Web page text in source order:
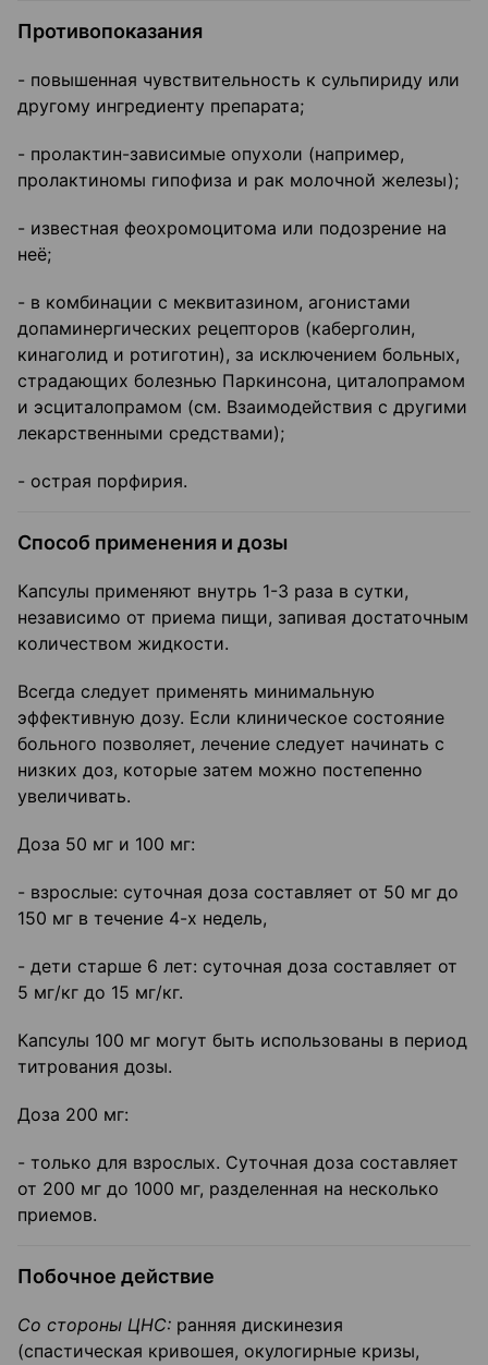
Противопоказания
- повышенная чувствительность к сульпириду или
другому ингредиенту препарата;
- пролактин-зависимые опухоли (например,
пролактиномы гипофиза и рак молочной железы);
- известная феохромоцитома или подозрение на
неё;
- в комбинации с меквитазином, агонистами
допаминергических рецепторов (каберголин,
кинаголид и ротиготин), за исключением больных,
страдающих болезнью Паркинсона, циталопрамом
и эсциталопрамом (см. Взаимодействия с другими
лекарственными средствами);
- острая порфирия.
Способ применения и дозы
Капсулы применяют внутрь 1-3 раза в сутки,
независимо от приема пищи, запивая достаточным
количеством жидкости.
Всегда следует применять минимальную
эффективную дозу. Если клиническое состояние
больного позволяет, лечение следует начинать с
низких доз, которые затем можно постепенно
увеличивать.
Доза 50 мг и 100 мг:
- взрослые: суточная доза составляет от 50 мг до
150 мг в течение 4-х недель,
- дети старше 6 лет: суточная доза составляет от
5 мг/кг до 15 мг/кг.
Капсулы 100 мг могут быть использованы в период
титрования дозы.
Доза 200 мг:
- только для взрослых. Суточная доза составляет
от 200 мг до 1000 мг, разделенная на несколько
приемов.
Побочное действие
Со стороны ЦНС: ранняя дискинезия
(спастическая кривошея, окулогирные кризы,